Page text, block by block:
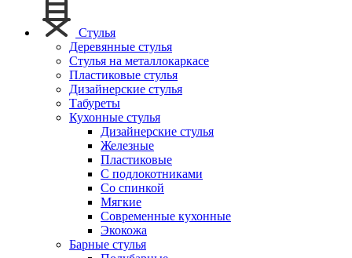
Стулья
Деревянные стулья
Стулья на металлокаркасе
Пластиковые стулья
Дизайнерские стулья
Табуреты
Кухонные стулья
Дизайнерские стулья
Железные
Пластиковые
С подлокотниками
Со спинкой
Мягкие
Современные кухонные
Экокожа
Барные стулья